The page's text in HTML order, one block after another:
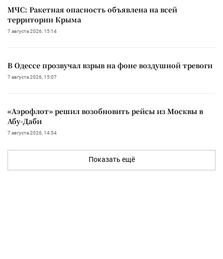
МЧС: Ракетная опасность объявлена на всей
территории Крыма
7 августа 2026, 15:14
В Одессе прозвучал взрыв на фоне воздушной тревоги
7 августа 2026, 15:07
«Аэрофлот» решил возобновить рейсы из Москвы в
Абу-Даби
7 августа 2026, 14:54
Показать ещё